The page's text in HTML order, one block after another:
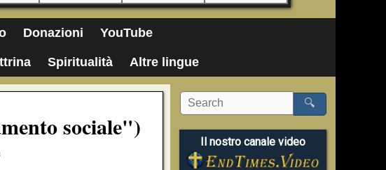
Donazioni YouTube
Spiritualità Altre lingue
sociale")
🔍
Il nostro canale video